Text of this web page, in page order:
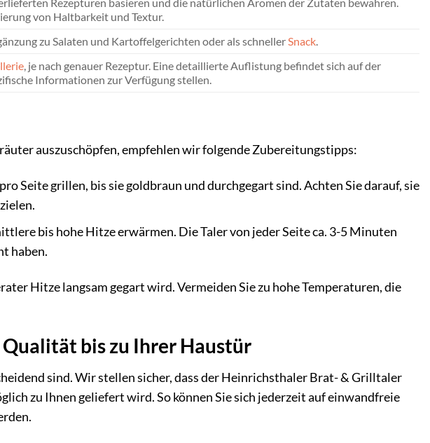
von Haltbarkeit und Textur.
zu Salaten und Kartoffelgerichten oder als schnellerSnack.
, je nach genauer Rezeptur. Eine detaillierte Auflistung befindet sich auf der
Informationen zur Verfügung stellen.
auszuschöpfen, empfehlen wir folgende Zubereitungstipps:
Seite grillen, bis sie goldbraun und durchgegart sind. Achten Sie darauf, sie
bis hohe Hitze erwärmen. Die Taler von jeder Seite ca. 3-5 Minuten
haben.
Hitze langsam gegart wird. Vermeiden Sie zu hohe Temperaturen, die
bis zu Ihrer Haustür
sind. Wir stellen sicher, dass der Heinrichsthaler Brat- & Grilltaler
zu Ihnen geliefert wird. So können Sie sich jederzeit auf einwandfreie